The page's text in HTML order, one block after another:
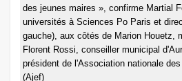
des jeunes maires », confirme Martial
universités à Sciences Po Paris et
gauche), aux côtés de Marion Houetz,
Florent Rossi, conseiller municipal
président de l'Association nationale
(Ajef)